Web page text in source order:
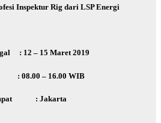
Inspektur Rig dari LSP Energi
: 12 – 15 Maret 2019
– 16.00 WIB
: Jakarta